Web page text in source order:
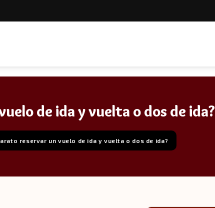
de ida y vuelta o dos de ida?
reservar un vuelo de ida y vuelta o dos de ida?